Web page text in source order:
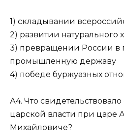
1) складывании
2) развитии натурального
3) превращении России в
промышленную державу
4) победе буржуазных
А4. Что
царской власти при царе
Михайловиче?